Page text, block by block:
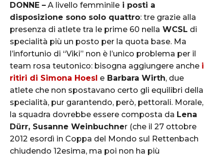
DONNE – A livello femminile i posti a
disposizione sono solo quattro: tre grazie alla
presenza di atlete tra le prime 60 nella WCSL di
specialità più un posto per la quota base. Ma
l’infortunio di “Viki” non è l’unico problema per il
team rosa teutonico: bisogna aggiungere anche i
ritiri di Simona Hoesl e Barbara Wirth, due
atlete che non spostavano certo gli equilibri della
specialità, pur garantendo, però, pettorali. Morale,
la squadra dovrebbe essere composta da Lena
Dürr, Susanne Weinbuchner (che il 27 ottobre
2012 esordì in Coppa del Mondo sul Rettenbach
chiudendo 12esima, ma poi non ha più